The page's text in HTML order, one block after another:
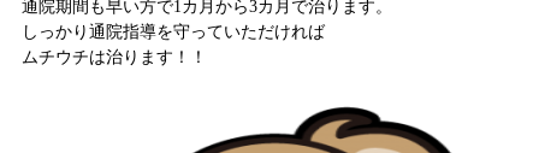
通院期間も早い方で1カ月から3カ月で治ります。
しっかり通院指導を守っていただければ
ムチウチは治ります！！